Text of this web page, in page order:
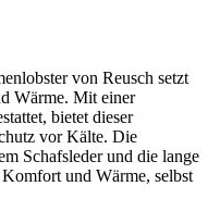
von Reusch setzt
Wärme. Mit einer
bietet dieser
vor Kälte. Die
Schafsleder und die lange
und Wärme, selbst